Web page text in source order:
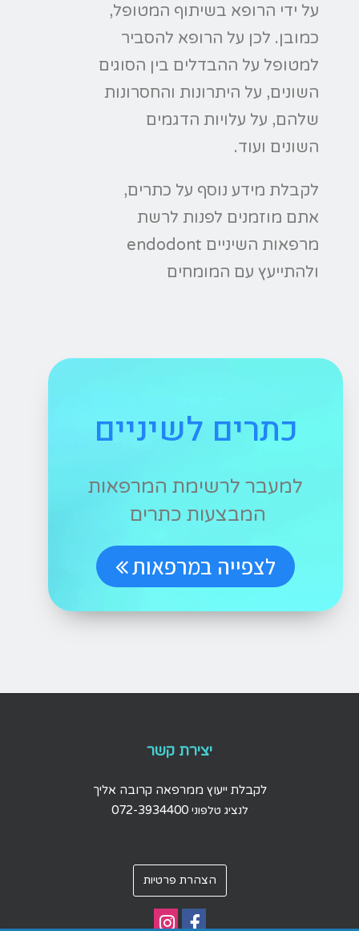
על ידי הרופא בשיתוף המטופל,
כמובן. לכן על הרופא להסביר
למטופל על ההבדלים בין הסוגים
השונים, על היתרונות והחסרונות
שלהם, על עלויות הדגמים
השונים ועוד.
לקבלת מידע נוסף על כתרים,
אתם מוזמנים לפנות לרשת
מרפאות השיניים endodont
ולהתייעץ עם המומחים
כתרים לשיניים
למעבר לרשימת המרפאות
המבצעות כתרים
לצפייה במרפאות
יצירת קשר
לקבלת ייעוץ ממרפאה קרובה אליך
לנציג טלפוני072-3934400
הצהרת פרטיות